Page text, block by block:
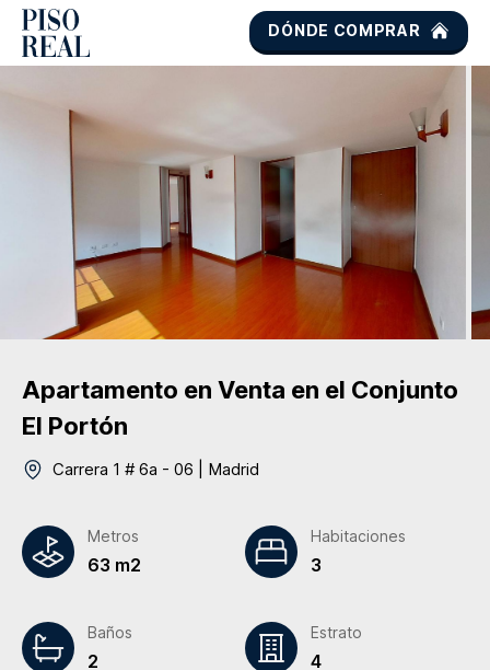
DÓNDE COMPRAR
Apartamento en Venta en el Conjunto
El Portón
Carrera 1 # 6a - 06 Madrid
Metros
63 m2
Habitaciones
3
Baños
2
Estrato
4